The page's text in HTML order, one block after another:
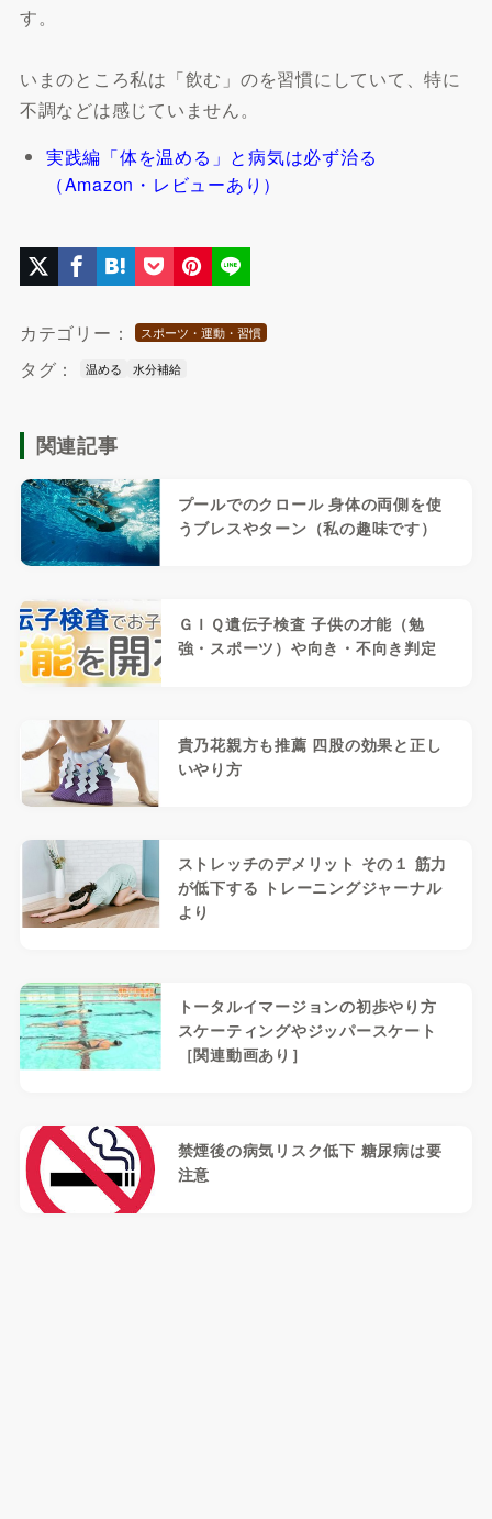
す。
いまのところ私は「飲む」のを習慣にしていて、特に
不調などは感じていません。
実践編「体を温める」と病気は必ず治る
（Amazon・レビューあり）
カテゴリー： スポーツ・運動・習慣
タグ： 温める 水分補給
関連記事
プールでのクロール 身体の両側を使
うブレスやターン（私の趣味です）
ＧＩＱ遺伝子検査 子供の才能（勉
強・スポーツ）や向き・不向き判定
貴乃花親方も推薦 四股の効果と正し
いやり方
ストレッチのデメリット その１ 筋力
が低下する トレーニングジャーナル
より
トータルイマージョンの初歩やり方
スケーティングやジッパースケート
［関連動画あり］
禁煙後の病気リスク低下 糖尿病は要
注意